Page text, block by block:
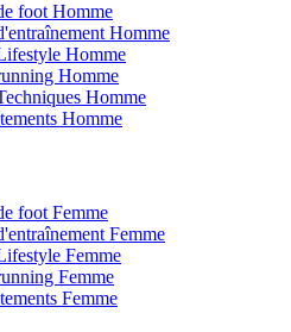
foot Homme
Homme
Homme
Homme
Homme
Homme
foot Femme
Femme
Femme
Femme
Femme